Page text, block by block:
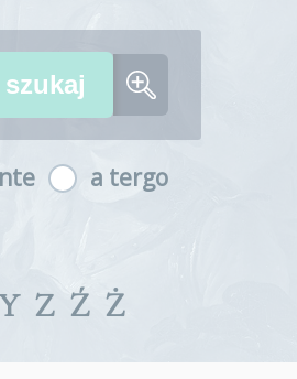
a tergo
Z Ź Ż